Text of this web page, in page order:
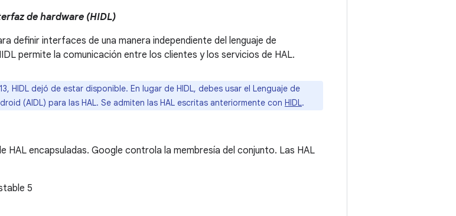
de hardware (HIDL)
definir interfaces de una manera independiente del lenguaje de
permite la comunicación entre los clientes y los servicios de HAL.
HIDL dejó de estar disponible. En lugar de HIDL, debes usar el Lenguaje de
(AIDL) para las HAL. Se admiten las HAL escritas anteriormente con HIDL.
HAL encapsuladas. Google controla la membresía del conjunto. Las HAL
5